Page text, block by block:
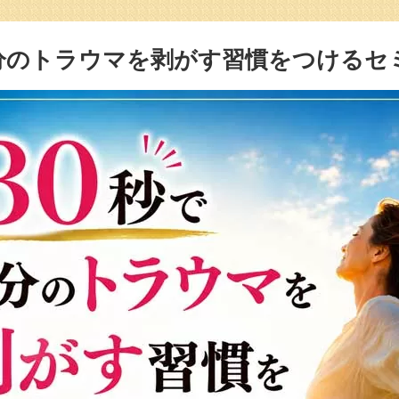
のトラウマを剥がす習慣をつけるセ